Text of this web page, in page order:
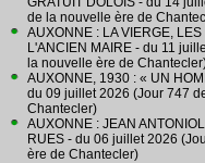
de la nouvelle ère de
AUXONNE : LA VIERGE,
L'ANCIEN MAIRE - du 11
la nouvelle ère de
AUXONNE, 1930 : « UN
du 09 juillet 2026 (Jour 747
Chantecler)
AUXONNE : JEAN
RUES - du 06 juillet 2026
ère de Chantecler)